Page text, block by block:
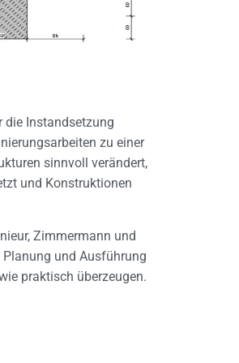
die Instandsetzung
zu einer
sinnvoll verändert,
und Konstruktionen
Zimmermann und
und Ausführung
praktisch überzeugen.